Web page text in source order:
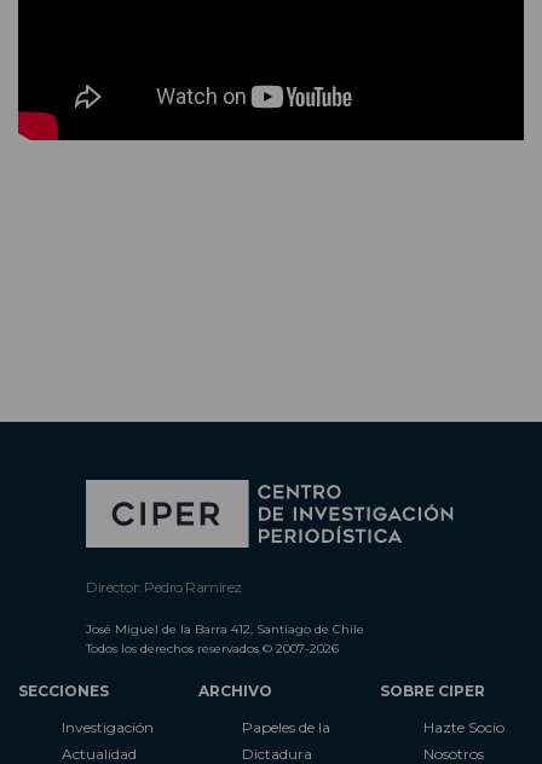
Director: Pedro Ramírez
José Miguel de la Barra 412, Santiago de Chile
Todos los derechos reservados © 2007-2026
SECCIONES
Investigación
Actualidad
ARCHIVO
Papeles de la
Dictadura
SOBRE CIPER
Hazte Socio
Nosotros